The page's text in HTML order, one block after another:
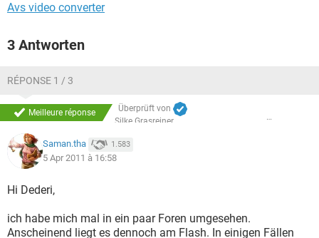
Avs video converter
3 Antworten
RÉPONSE 1 / 3
Meilleure réponse
Überprüft von
Silke Grasreiner
Saman.tha 1.583
5 Apr 2011 à 16:58
Hi Dederi,
ich habe mich mal in ein paar Foren umgesehen.
Anscheinend liegt es dennoch am Flash. In einigen Fällen